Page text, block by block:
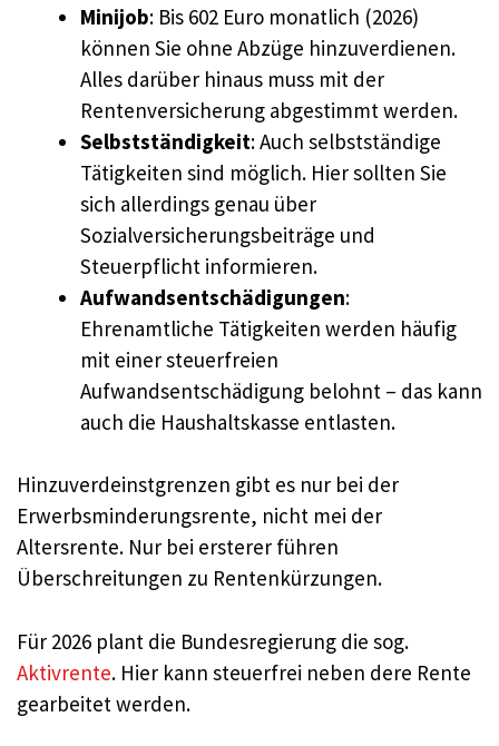
Minijob: Bis 602 Euro monatlich (2026)
können Sie ohne Abzüge hinzuverdienen.
Alles darüber hinaus muss mit der
Rentenversicherung abgestimmt werden.
Selbstständigkeit: Auch selbstständige
Tätigkeiten sind möglich. Hier sollten Sie
sich allerdings genau über
Sozialversicherungsbeiträge und
Steuerpflicht informieren.
Aufwandsentschädigungen:
Ehrenamtliche Tätigkeiten werden häufig
mit einer steuerfreien
Aufwandsentschädigung belohnt – das kann
auch die Haushaltskasse entlasten.
Hinzuverdeinstgrenzen gibt es nur bei der
Erwerbsminderungsrente, nicht mei der
Altersrente. Nur bei ersterer führen
Überschreitungen zu Rentenkürzungen.
Für 2026 plant die Bundesregierung die sog.
Aktivrente. Hier kann steuerfrei neben dere Rente
gearbeitet werden.